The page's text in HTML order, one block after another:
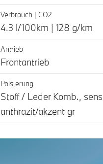
Verbrauch | CO2
4.3 l/100km | 128 g/km
Antrieb
Frontantrieb
Polsterung
Stoff / Leder Komb.,
anthrazit/akzent gr